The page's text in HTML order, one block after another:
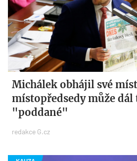
Michálek obhájil své
místopředsedy může dál
"poddané"
redakce G.cz